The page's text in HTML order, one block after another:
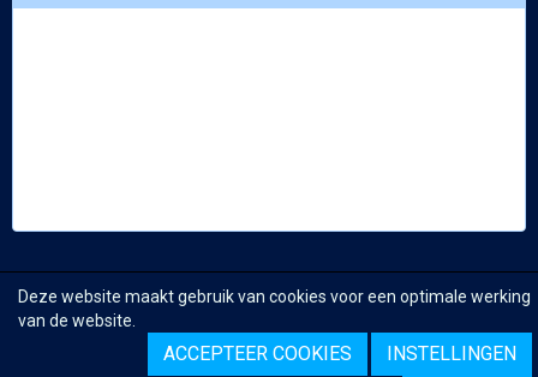
Deze website maakt gebruik van cookies voor een optimale werking
van de website.
ACCEPTEER COOKIES INSTELLINGEN